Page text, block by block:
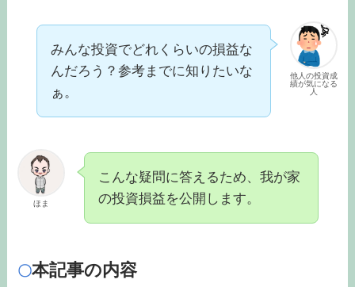
他人の投資成
績が気になる
人
みんな投資でどれくらいの損益な
んだろう？参考までに知りたいな
ぁ。
ほま
こんな疑問に答えるため、我が家
の投資損益を公開します。
〇本記事の内容